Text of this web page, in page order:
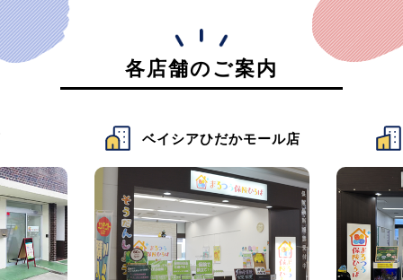
各店舗のご案内
ひだかモール店 ベイシア佐倉店